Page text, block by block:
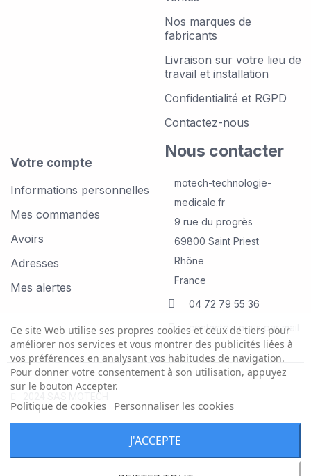
Nos marques de
fabricants
Livraison sur votre lieu de
travail et installation
Confidentialité et RGPD
Contactez-nous
Votre compte
Informations personnelles
Mes commandes
Avoirs
Adresses
Mes alertes
Nous contacter
motech-technologie-
medicale.fr
9 rue du progrès
69800 Saint Priest
Rhône
France
04 72 79 55 36
contactez-nous par mail
2024 SAS MOTECH
Ce site Web utilise ses propres cookies et ceux de tiers pour
améliorer nos services et vous montrer des publicités liées à
vos préférences en analysant vos habitudes de navigation.
Pour donner votre consentement à son utilisation, appuyez
sur le bouton Accepter.
Politique de cookies Personnaliser les cookies
J'ACCEPTE